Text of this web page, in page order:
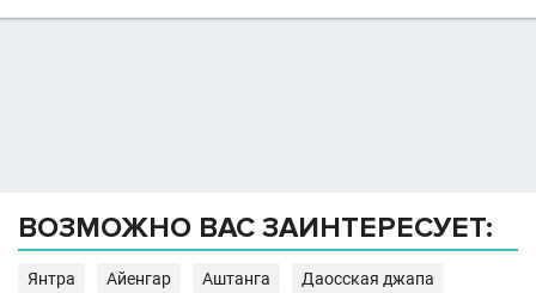
ВОЗМОЖНО ВАС ЗАИНТЕРЕСУЕТ:
Янтра Айенгар Аштанга Даосская джапа